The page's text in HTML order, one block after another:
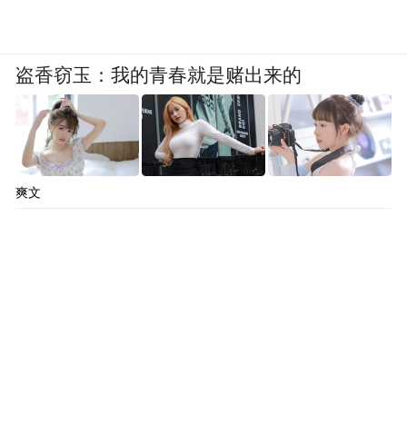
盗香窃玉：我的青春就是赌出来的
爽文